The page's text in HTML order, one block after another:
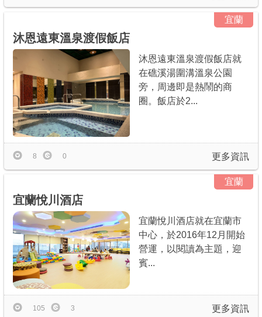
宜蘭
沐恩遠東溫泉渡假飯店
沐恩遠東溫泉渡假飯店就
在礁溪湯圍溝溫泉公園
旁，周邊即是熱鬧的商
圈。飯店於2...
更多資訊
8 0
宜蘭
宜蘭悅川酒店
宜蘭悅川酒店就在宜蘭市
中心，於2016年12月開始
營運，以閱讀為主題，迎
賓...
更多資訊
105 3